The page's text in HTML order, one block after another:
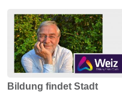
360°
VR
Sport
Info
Bildung findet Stadt